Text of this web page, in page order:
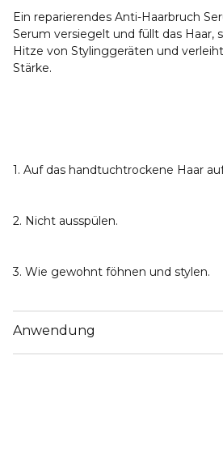
Ein reparierendes Anti-Haarbruch
Serum versiegelt und füllt das Haar,
Hitze von Stylinggeräten und
Stärke.
1. Auf das handtuchtrockene Haar
2. Nicht ausspülen.
3. Wie gewohnt föhnen und stylen.
Anwendung